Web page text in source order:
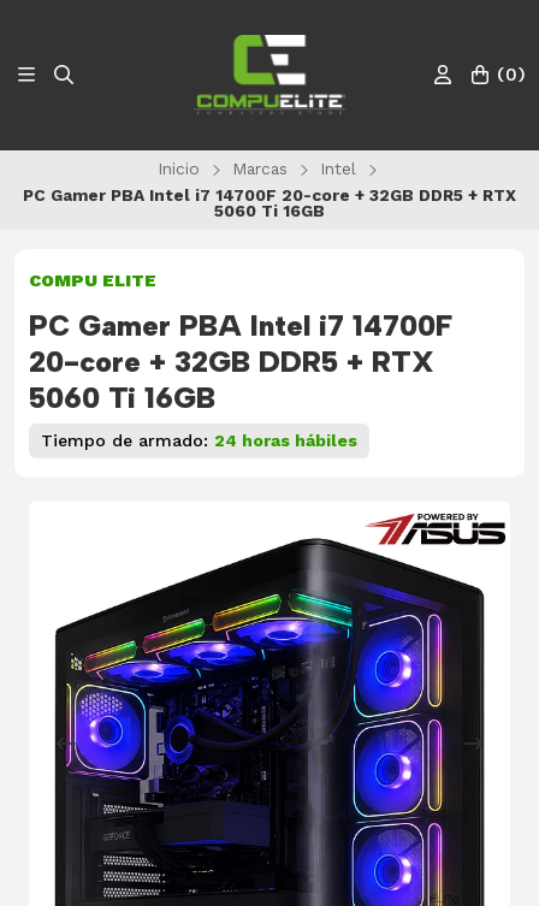
(0)
Inicio Marcas
Intel
PC Gamer PBA Intel i7 14700F 20-core + 32GB DDR5 + RTX
5060 Ti 16GB
COMPU ELITE
PC Gamer PBA Intel i7 14700F
20-core + 32GB DDR5 + RTX
5060 Ti 16GB
Tiempo de armado: 24 horas hábiles